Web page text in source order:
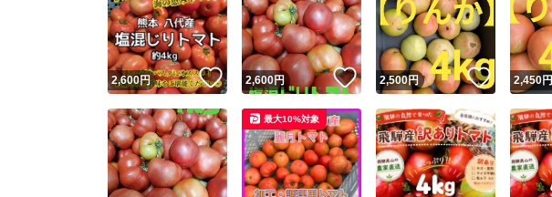
2,600円 いいね！
2,600円 いいね！
2,500円 いいね！
2,450円
最大10%対象